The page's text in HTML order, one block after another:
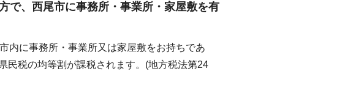
で、西尾市に事務所・事業所・家屋敷を有
内に事務所・事業所又は家屋敷をお持ちであ
民税の均等割が課税されます。(地方税法第24